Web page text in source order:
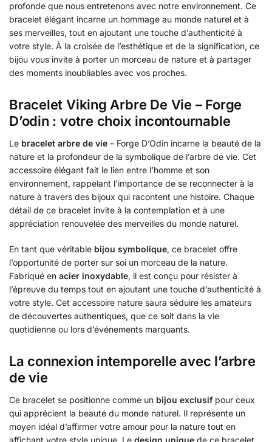
profonde que nous entretenons avec notre environnement. Ce
bracelet élégant incarne un hommage au monde naturel et à
ses merveilles, tout en ajoutant une touche d’authenticité à
votre style. À la croisée de l’esthétique et de la signification, ce
bijou vous invite à porter un morceau de nature et à partager
des moments inoubliables avec vos proches.
Bracelet Viking Arbre De Vie – Forge
D’odin : votre choix incontournable
Le bracelet arbre de vie – Forge D’Odin incarne la beauté de la
nature et la profondeur de la symbolique de l’arbre de vie. Cet
accessoire élégant fait le lien entre l’homme et son
environnement, rappelant l’importance de se reconnecter à la
nature à travers des bijoux qui racontent une histoire. Chaque
détail de ce bracelet invite à la contemplation et à une
appréciation renouvelée des merveilles du monde naturel.
En tant que véritable bijou symbolique, ce bracelet offre
l’opportunité de porter sur soi un morceau de la nature.
Fabriqué en acier inoxydable, il est conçu pour résister à
l’épreuve du temps tout en ajoutant une touche d’authenticité à
votre style. Cet accessoire nature saura séduire les amateurs
de découvertes authentiques, que ce soit dans la vie
quotidienne ou lors d’événements marquants.
La connexion intemporelle avec l’arbre
de vie
Ce bracelet se positionne comme un bijou exclusifpour ceux
qui apprécient la beauté du monde naturel. Il représente un
moyen idéal d’affirmer votre amour pour la nature tout en